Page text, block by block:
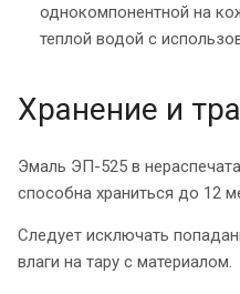
однокомпонентной на
теплой водой с
Хранение и
Эмаль ЭП-525 в
способна храниться до 12
Следует исключать
влаги на тару с материалом.